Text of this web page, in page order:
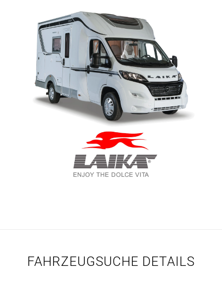
FAHRZEUGSUCHE DETAILS